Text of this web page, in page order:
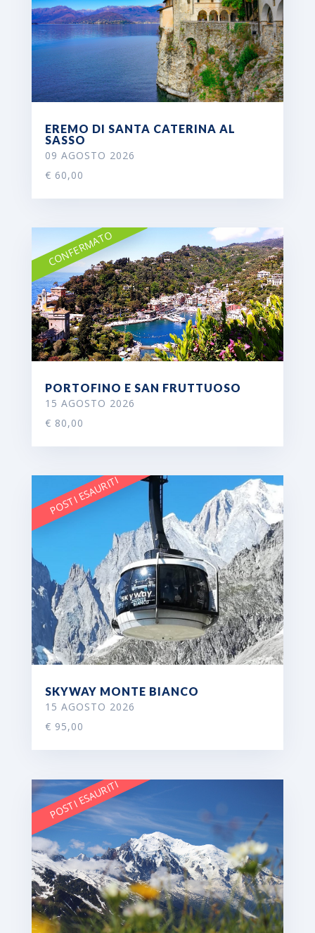
EREMO DI SANTA CATERINA AL
SASSO
09 AGOSTO 2026
€ 60,00
PORTOFINO E SAN FRUTTUOSO
15 AGOSTO 2026
€ 80,00
CONFERMATO
SKYWAY MONTE BIANCO
15 AGOSTO 2026
€ 95,00
POSTI ESAURITI
POSTI ESAURITI